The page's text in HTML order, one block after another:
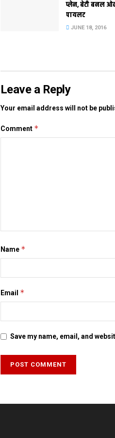
प्लेन, बेटी बनल
पायलट
JUNE 18, 2016
Leave a Reply
Your email address will not be
Comment *
Name *
Email *
Save my name, email, and